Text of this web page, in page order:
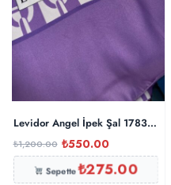
Levidor Angel İpek Şal 17834 –
₺1,200.00 ₺550.00
Sepette₺275.00